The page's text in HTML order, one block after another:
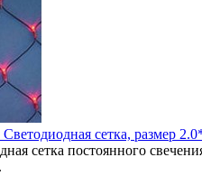
Светодиодная сетка, размер
сетка постоянного